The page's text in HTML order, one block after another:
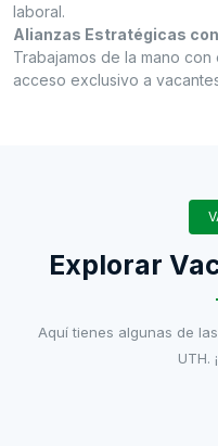
laboral.
Alianzas Estratégicas
Trabajamos de la mano
acceso exclusivo a
Explorar
Aquí tienes algunas de
UTH.